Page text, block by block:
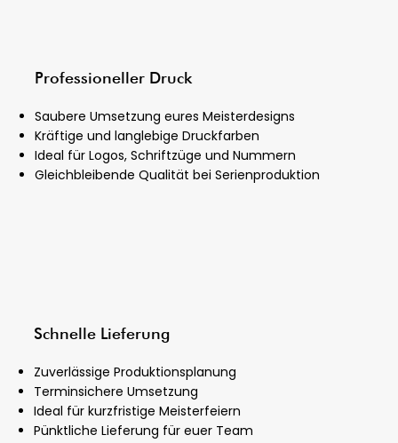
Professioneller Druck
Saubere Umsetzung eures Meisterdesigns
Kräftige und langlebige Druckfarben
Ideal für Logos, Schriftzüge und Nummern
Gleichbleibende Qualität bei Serienproduktion
Schnelle Lieferung
Zuverlässige Produktionsplanung
Terminsichere Umsetzung
Ideal für kurzfristige Meisterfeiern
Pünktliche Lieferung für euer Team